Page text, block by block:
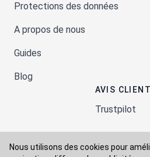
Nous utilisons des cookies pour
Protections des données
A propos de nous
Guides
Blog
AVIS
Trustpilot